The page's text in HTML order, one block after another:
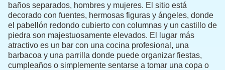
baños separados, hombres y mujeres. El sitio está
decorado con fuentes, hermosas figuras y ángeles, donde
el pabellón redondo cubierto con columnas y un castillo de
piedra son majestuosamente elevados. El lugar más
atractivo es un bar con una cocina profesional, una
barbacoa y una parrilla donde puede organizar fiestas,
cumpleaños o simplemente sentarse a tomar una copa o